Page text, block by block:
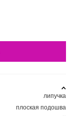
липучка
плоская подошва